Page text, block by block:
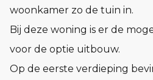
woonkamer zo de tuin in.
Bij deze woning is er de
voor de optie uitbouw.
Op de eerste verdieping